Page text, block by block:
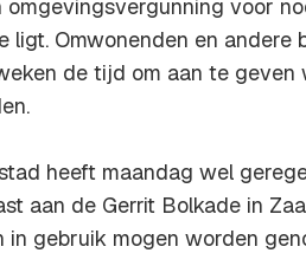
omgevingsvergunning voor
ligt. Omwonenden en andere
de tijd om aan te geven
heeft maandag wel
aan de Gerrit Bolkade in
in gebruik mogen worden